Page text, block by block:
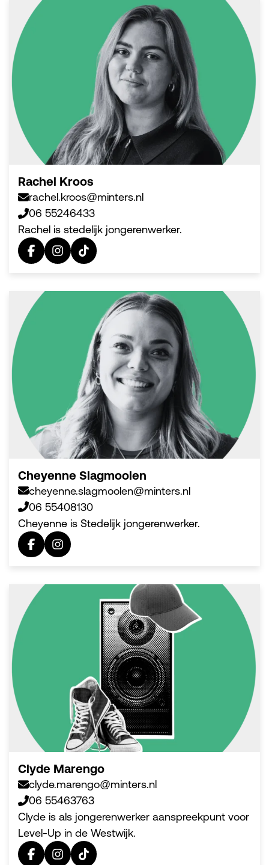
Rachel Kroos
rachel.kroos@minters.nl
06 55246433
Rachel is stedelijk jongerenwerker.
Cheyenne Slagmoolen
cheyenne.slagmoolen@minters.nl
06 55408130
Cheyenne is Stedelijk jongerenwerker.
Clyde Marengo
clyde.marengo@minters.nl
06 55463763
Clyde is als jongerenwerker aanspreekpunt voor
Level-Up in de Westwijk.